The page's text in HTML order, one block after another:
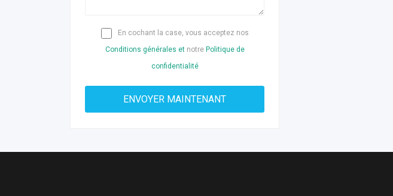
En cochant la case, vous acceptez nos
Conditions générales etnotre Politique de
confidentialité